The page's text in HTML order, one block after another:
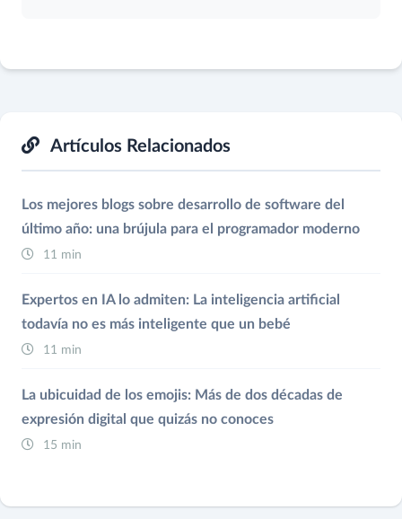
Artículos Relacionados
Los mejores blogs sobre desarrollo de software del
último año: una brújula para el programador moderno
11 min
Expertos en IA lo admiten: La inteligencia artificial
todavía no es más inteligente que un bebé
11 min
La ubicuidad de los emojis: Más de dos décadas de
expresión digital que quizás no conoces
15 min